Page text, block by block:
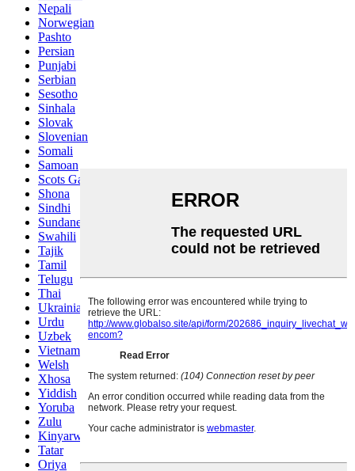
Nepali
Norwegian
Pashto
Persian
Punjabi
Serbian
Sesotho
Sinhala
Slovak
Slovenian
Somali
Samoan
Scots Gaelic
Shona
Sindhi
Sundanese
Swahili
Tajik
Tamil
Telugu
Thai
Ukrainian
Urdu
Uzbek
Vietnamese
Welsh
Xhosa
Yiddish
Yoruba
Zulu
Kinyarwanda
Tatar
Oriya